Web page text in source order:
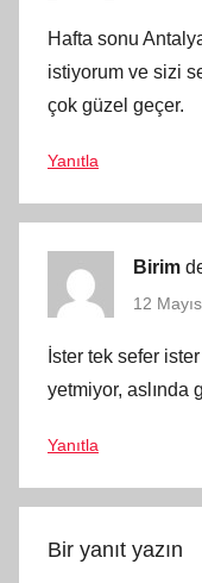
Hafta sonu
istiyorum ve sizi
çok güzel geçer.
Yanıtla
Birim
12
İster tek sefer
yetmiyor, aslında
Yanıtla
Bir yanıt yazın